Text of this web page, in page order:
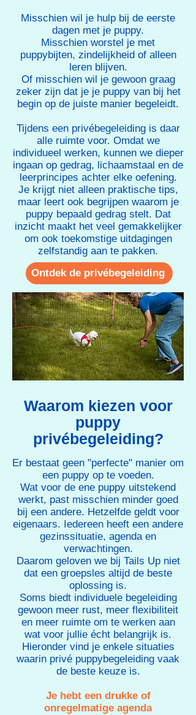
Misschien wil je hulp bij de eerste
dagen met je puppy.
Misschien worstel je met
puppybijten, zindelijkheid of alleen
leren blijven.
Of misschien wil je gewoon graag
zeker zijn dat je je puppy van bij het
begin op de juiste manier begeleidt.​
Tijdens een privébegeleiding is daar
alle ruimte voor. Omdat we
individueel werken, kunnen we dieper
ingaan op gedrag, lichaamstaal en de
leerprincipes achter elke oefening.
Je krijgt niet alleen praktische tips,
maar leert ook begrijpen waarom je
puppy bepaald gedrag stelt. Dat
inzicht maakt het veel gemakkelijker
om ook toekomstige uitdagingen
zelfstandig aan te pakken.​
Ontdek de privébegeleiding
Waarom kiezen voor
puppy
privébegeleiding?
Er bestaat geen "perfecte" manier om
een puppy op te voeden.
Wat voor de ene puppy uitstekend
werkt, past misschien minder goed
bij een andere. Hetzelfde geldt voor
eigenaars. Iedereen heeft een andere
gezinssituatie, agenda en
verwachtingen.
Daarom geloven we bij Tails Up niet
dat een groepsles altijd de beste
oplossing is.
Soms biedt individuele begeleiding
gewoon meer rust, meer flexibiliteit
en meer ruimte om te werken aan
wat voor jullie écht belangrijk is.
Hieronder vind je enkele situaties
waarin privé puppybegeleiding vaak
de beste keuze is.
Je hebt een drukke of
onregelmatige agenda